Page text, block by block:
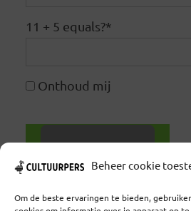
Beheer cookie
Om de beste ervaringen te bieden,
11 + 5 equals?*
Onthoud mij